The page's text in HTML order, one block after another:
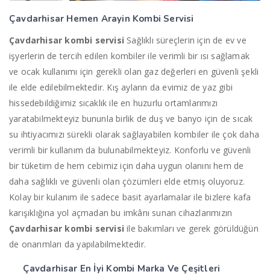
Çavdarhisar Hemen Arayin Kombi Servisi
Çavdarhisar kombi servisi Sağlıklı süreçlerin için de ev ve
işyerlerin de tercih edilen kombiler ile verimli bir ısı sağlamak
ve ocak kullanımı için gerekli olan gaz değerleri en güvenli şekli
ile elde edilebilmektedir. Kış ayların da evimiz de yaz gibi
hissedebildiğimiz sıcaklık ile en huzurlu ortamlarımızı
yaratabilmekteyiz bununla birlik de duş ve banyo için de sıcak
su ihtiyacımızı sürekli olarak sağlayabilen kombiler ile çok daha
verimli bir kullanım da bulunabilmekteyiz. Konforlu ve güvenli
bir tüketim de hem cebimiz için daha uygun olanını hem de
daha sağlıklı ve güvenli olan çözümleri elde etmiş oluyoruz.
Kolay bir kulanım ile sadece basit ayarlamalar ile bizlere kafa
karışıklığına yol açmadan bu imkânı sunan cihazlarımızın
Çavdarhisar kombi servisi ile bakımları ve gerek görüldüğün
de onarımları da yapılabilmektedir.
Çavdarhisar En İyi Kombi Marka Ve Çeşitleri